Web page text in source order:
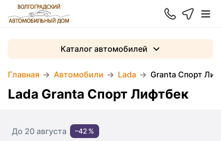
Главная Автомобили Lada Granta Спорт
Каталог автомобилей
Lada Granta Спорт Лифтбек
До 20 августа –42 %